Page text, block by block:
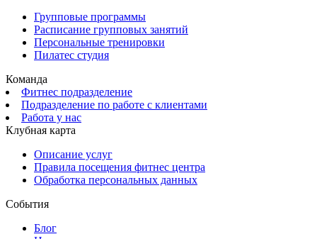
Групповые программы
Расписание групповых занятий
Персональные тренировки
Пилатес студия
Команда
Фитнес подразделение
Подразделение по работе с клиентами
Работа у нас
Клубная карта
Описание услуг
Правила посещения фитнес центра
Обработка персональных данных
События
Блог